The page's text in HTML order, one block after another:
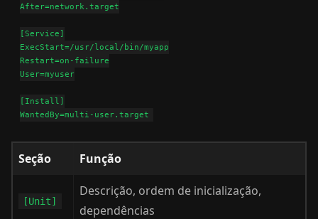
After=network.target
[Service]
ExecStart=/usr/local/bin/myapp
Restart=on-failure
User=myuser
[Install]
Seção Função
[Unit]
Descrição, ordem de inicialização,
dependências